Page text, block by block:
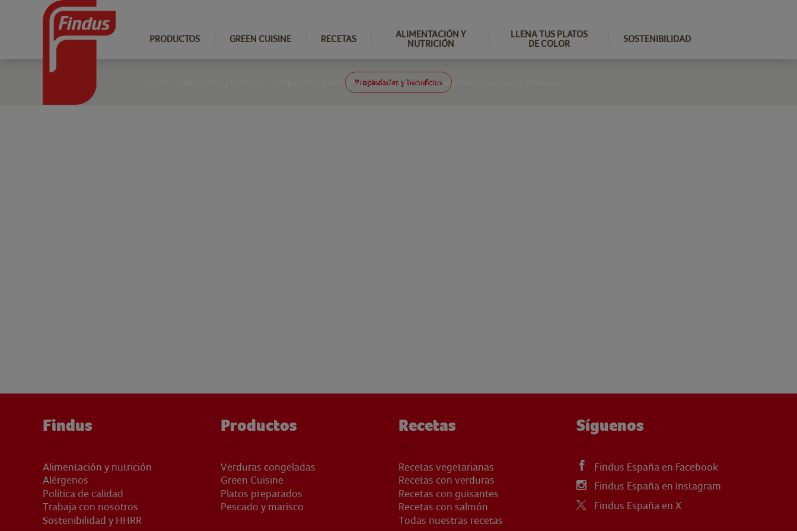
PRODUCTOS GREEN CUISINE RECETAS
ALIMENTACIÓN Y
NUTRICIÓN
LLENA TUS PLATOS
DE COLOR
SOSTENIBILIDAD
Propiedades y beneficios
Propiedades y beneficios > Porqué comer pescado: sus propiedades y vitaminas
Findus
Alimentación y nutrición
Alérgenos
Política de calidad
Trabaja con nosotros
Sostenibilidad y HHRR
Productos
Verduras congeladas
Green Cuisine
Platos preparados
Pescado y marisco
Recetas
Recetas vegetarianas
Recetas con verduras
Recetas con guisantes
Recetas con salmón
Todas nuestras recetas
Síguenos
Findus España en Facebook
Findus España en Instagram
Findus España en X